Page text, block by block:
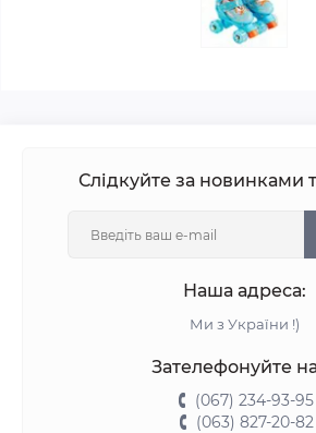
Слідкуйте за новинками
Наша адреса:
Ми з України !)
Зателефонуйте
(067) 234-93-95
(063) 827-20-82